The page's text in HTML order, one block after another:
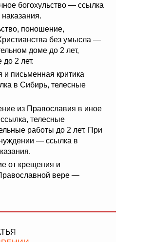
богохульство — ссылка
поношение,
без умысла —
доме до 2 лет,
2 лет.
и письменная критика
в Сибирь, телесные
из Православия в иное
телесные
работы до 2 лет. При
— ссылка в
от крещения и
вере —